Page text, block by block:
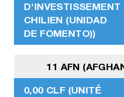
D'INVESTISSEMENT
CHILIEN (UNIDAD
DE FOMENTO))
11 AFN
0,00 CLF (UNITÉ